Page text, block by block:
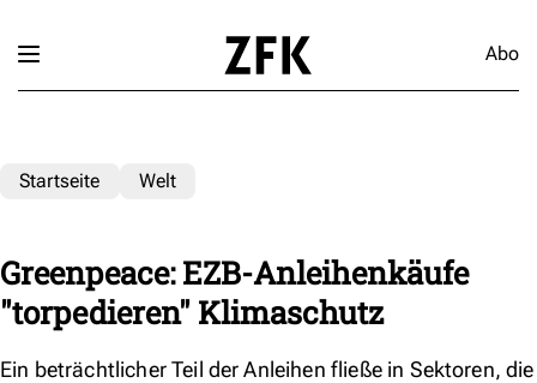
Abo
Startseite Welt
Greenpeace: EZB-Anleihenkäufe
"torpedieren" Klimaschutz
Ein beträchtlicher Teil der Anleihen fließe in Sektoren, die